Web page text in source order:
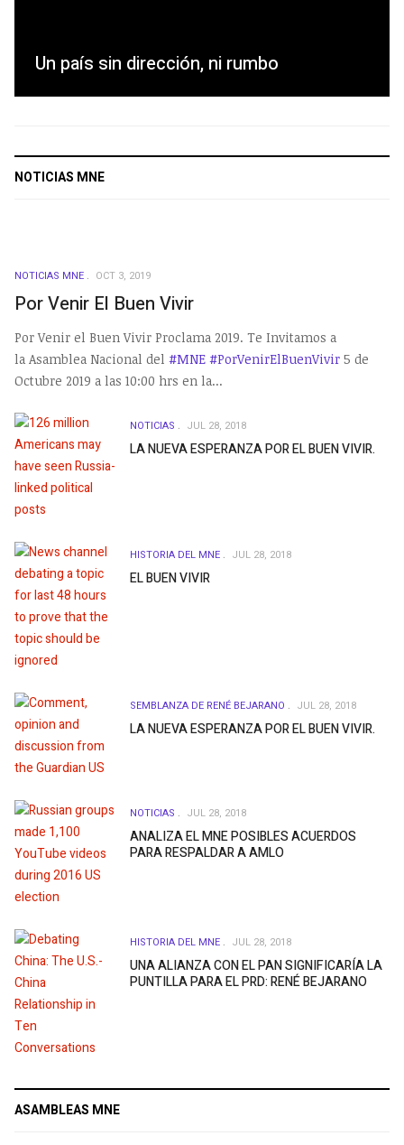
Un país sin dirección, ni rumbo
NOTICIAS MNE
NOTICIAS MNE OCT 3, 2019
Por Venir El Buen Vivir
Por Venir el Buen Vivir Proclama 2019. Te Invitamos a
la Asamblea Nacional del #MNE #PorVenirElBuenVivir 5 de
Octubre 2019 a las 10:00 hrs en la...
NOTICIAS JUL 28, 2018
LA NUEVA ESPERANZA POR EL BUEN VIVIR.
HISTORIA DEL MNE JUL 28, 2018
EL BUEN VIVIR
SEMBLANZA DE RENÉ BEJARANO JUL 28, 2018
LA NUEVA ESPERANZA POR EL BUEN VIVIR.
NOTICIAS JUL 28, 2018
ANALIZA EL MNE POSIBLES ACUERDOS
PARA RESPALDAR A AMLO
HISTORIA DEL MNE JUL 28, 2018
UNA ALIANZA CON EL PAN SIGNIFICARÍA LA
PUNTILLA PARA EL PRD: RENÉ BEJARANO
ASAMBLEAS MNE